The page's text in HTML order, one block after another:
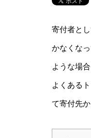
寄付者と
かなくな
ような場
よくある
て寄付先